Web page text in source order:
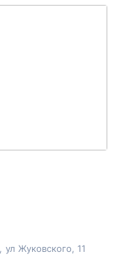
ул Жуковского , 11